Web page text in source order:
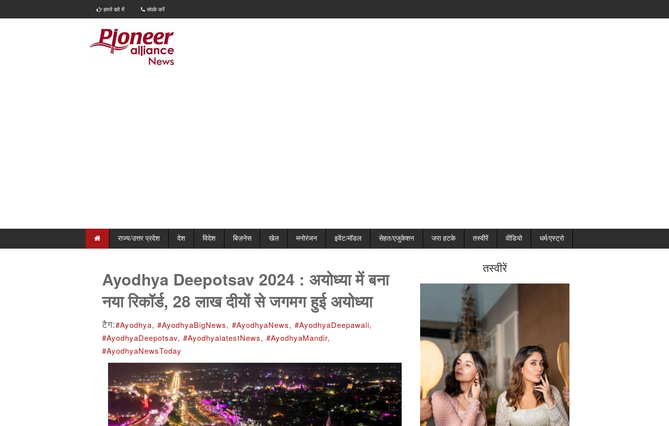
हमारे बारे में संपर्क करें
राज्य/उत्तर प्रदेश देश विदेश बिज़नेस खेल मनोरंजन इवेंट/मॉडल सेहत/एजुकेशन जरा हटके तस्वीरें वीडियो धर्म/एस्ट्रो
Ayodhya Deepotsav 2024 : अयोध्या में बना
नया रिकॉर्ड, 28 लाख दीयों से जगमग हुई अयोध्या
टैग:#Ayodhya, #AyodhyaBigNews, #AyodhyaNews, #AyodhyaDeepawali,
#AyodhyaDeepotsav, #AyodhyalatestNews, #AyodhyaMandir,
#AyodhyaNewsToday
तस्वीरें